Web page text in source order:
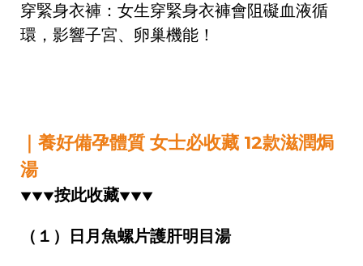
穿緊身衣褲：女生穿緊身衣褲會阻礙血液循
環，影響子宮、卵巢機能！
｜養好備孕體質 女士必收藏 12款滋潤焗
湯
▼▼▼按此收藏▼▼▼
（１）日月魚螺片護肝明目湯